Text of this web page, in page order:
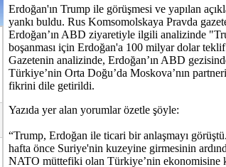
Erdoğan'ın Trump ile görüşmesi ve yapılan
yankı buldu. Rus Komsomolskaya Pravda
Erdoğan’ın ABD ziyaretiyle ilgili analizinde
boşanması için Erdoğan'a 100 milyar dolar teklif
Gazetenin analizinde, Erdoğan’ın ABD
Türkiye’nin Orta Doğu’da Moskova’nın
fikrini dile getirildi.
Yazıda yer alan yorumlar özetle şöyle:
“Trump, Erdoğan ile ticari bir anlaşmayı
hafta önce Suriye'nin kuzeyine girmesinin
NATO müttefiki olan Türkiye’nin ekonomisine